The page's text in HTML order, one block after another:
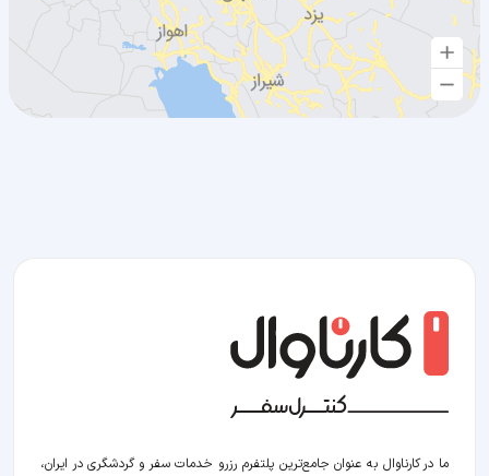
ما در کارناوال به عنوان جامع‌ترین پلتفرم رزرو خدمات سفر و گردشگری در ایران،